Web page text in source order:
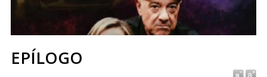
EPÍLOGO